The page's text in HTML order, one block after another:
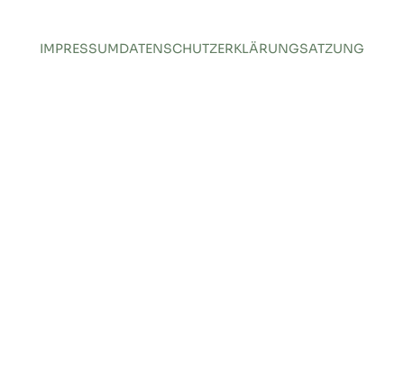
IMPRESSUMDATENSCHUTZERKLÄRUNGSATZUNG